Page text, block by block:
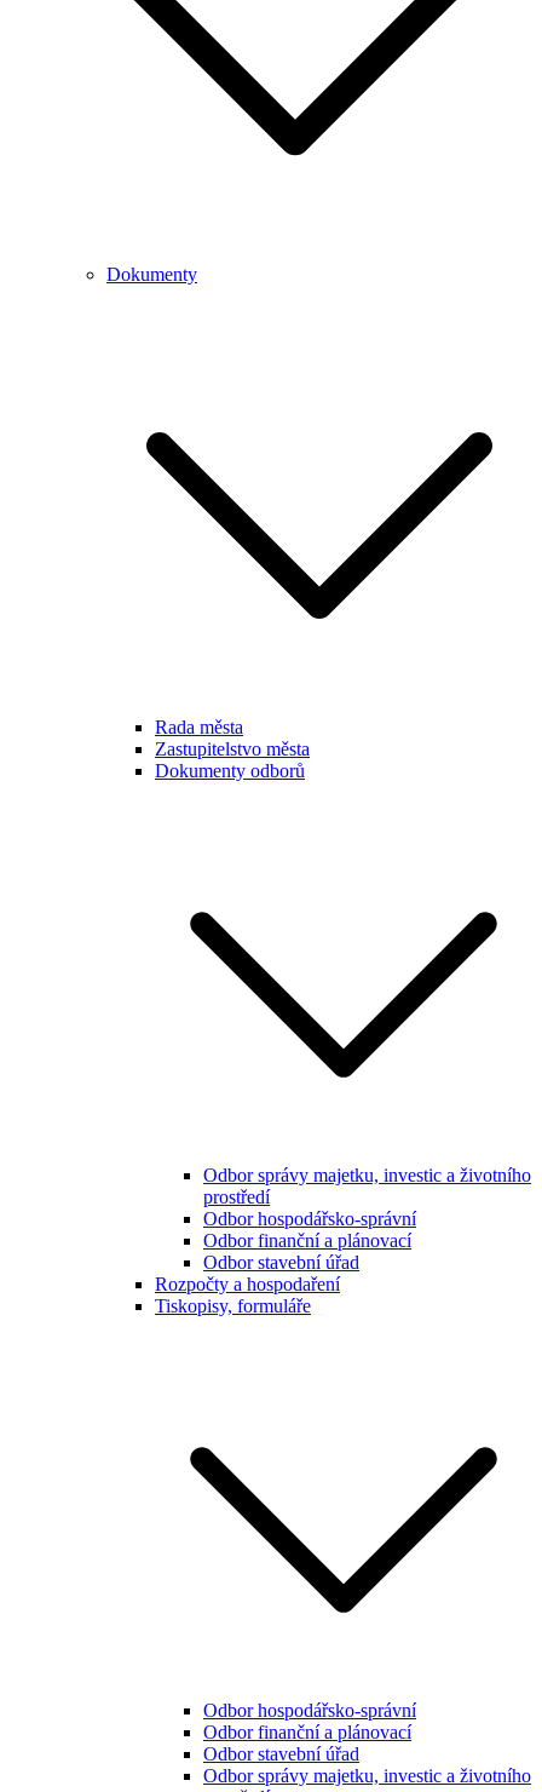
Dokumenty
Rada města
Zastupitelstvo města
Dokumenty odborů
Odbor správy majetku, investic a životního
prostředí
Odbor hospodářsko-správní
Odbor finanční a plánovací
Odbor stavební úřad
Rozpočty a hospodaření
Tiskopisy, formuláře
Odbor hospodářsko-správní
Odbor finanční a plánovací
Odbor stavební úřad
Odbor správy majetku, investic a životního